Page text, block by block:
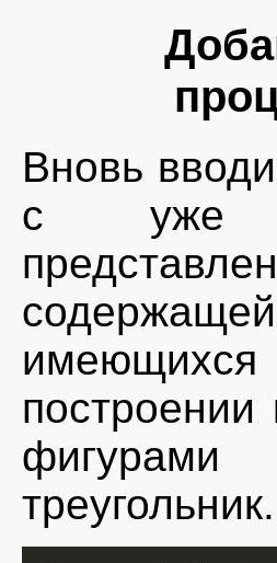
Вновь
с уже
построении
фигурами
треугольник.